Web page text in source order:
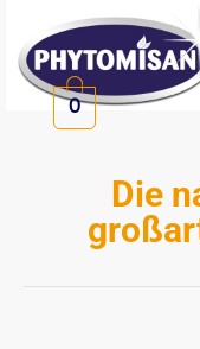
Inhalt
springen
0
Die